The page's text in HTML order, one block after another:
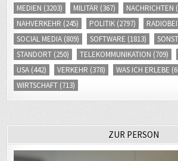
MEDIEN (3203) MILITÄR (367) NACHRICHTEN
NAHVERKEHR (245) POLITIK (2797)
SOCIAL MEDIA (809) SOFTWARE (1813)
STANDORT (250) TELEKOMMUNIKATION (709)
USA (442) VERKEHR (378) WAS ICH ERLEBE
WIRTSCHAFT (713)
ZUR PERSON